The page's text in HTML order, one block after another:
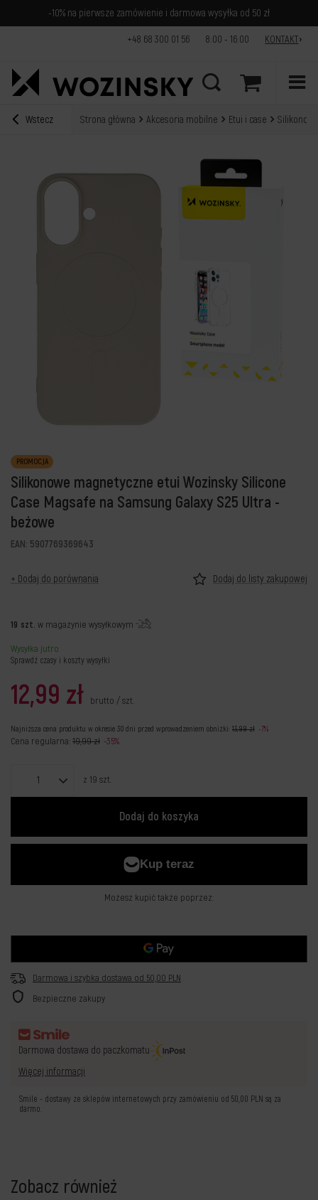
-10% na pierwsze zamówienie i darmowa wysyłka od 50 zł
+48 68 300 01 56 8:00 - 16:00 KONTAKT
Wstecz Strona główna Akcesoria mobilne Etui i case
PROMOCJA
Silikonowe magnetyczne etui Wozinsky Silicone
Case Magsafe na Samsung Galaxy S25 Ultra -
beżowe
EAN: 5907769369643
+ Dodaj do porównania Dodaj do listy zakupowej
19 szt. w magazynie wysyłkowym
Wysyłka jutro
Sprawdź czasy i koszty wysyłki
12,99 zł brutto /szt.
Najniższa cena produktu w okresie 30 dni przed wprowadzeniem obniżki: 13,99 zł -7%
Cena regularna:19,99 zł -35%
z 19 szt.
Dodaj do koszyka
Możesz kupić także poprzez:
Darmowa i szybka dostawa od 50,00 PLN
Bezpieczne zakupy
Darmowa dostawa do paczkomatu
Więcej informacji
Smile - dostawy ze sklepów internetowych przy zamówieniu od50,00 PLN są za
darmo.
Zobacz również